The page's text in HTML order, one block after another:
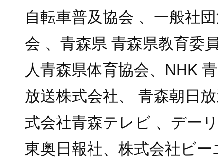
自転車普及協会 、一般社
会 、青森県 青森県教育委
人青森県体育協会、NHK
放送株式会社、 青森朝日
式会社青森テレビ 、デー
東奥日報社、株式会社ビ